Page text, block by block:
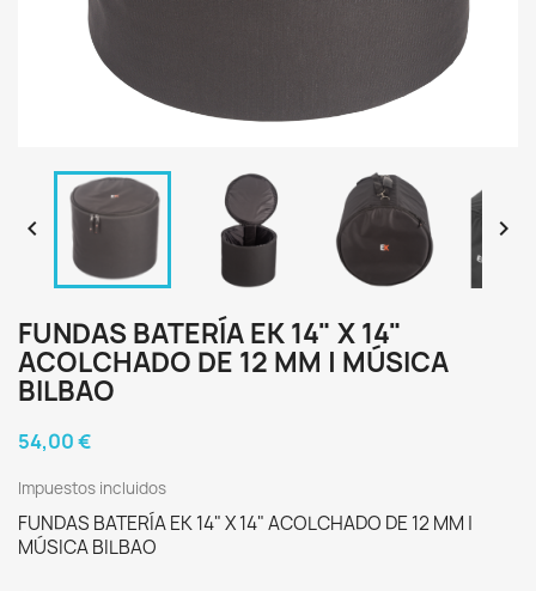
 
FUNDAS BATERÍA EK 14" X 14"
ACOLCHADO DE 12 MM | MÚSICA
BILBAO
54,00 €
Impuestos incluidos
FUNDAS BATERÍA EK 14" X 14" ACOLCHADO DE 12 MM |
MÚSICA BILBAO